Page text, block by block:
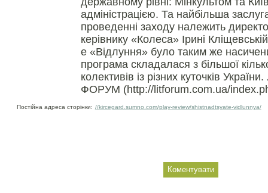
адміністрацією. Та найбільша
проведенні заходу належить
керівнику «Колеса» Ірині
е «Відлуння» було таким же
програма складалася з більшої
колективів із різних куточків
ФОРУМ (http://litforum.com.ua/
Постійна адреса сторінки: //kircegard.sumno.com/play-review/shistnadtsyate-vidlunnya/